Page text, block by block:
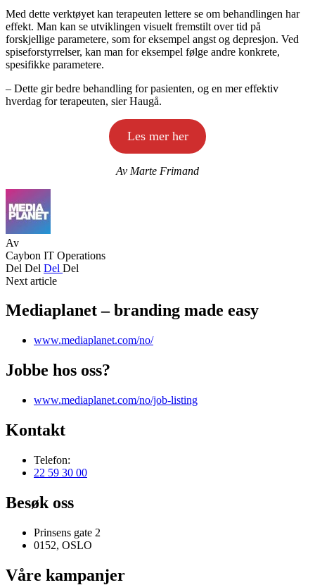
Med dette verktøyet kan terapeuten lettere se om behandlingen har
effekt. Man kan se utviklingen visuelt fremstilt over tid på
forskjellige parametere, som for eksempel angst og depresjon. Ved
spiseforstyrrelser, kan man for eksempel følge andre konkrete,
spesifikke parametere.
– Dette gir bedre behandling for pasienten, og en mer effektiv
hverdag for terapeuten, sier Haugå.
Les mer her
Av Marte Frimand
Av
Caybon IT Operations
Del Del Del Del
Next article
Mediaplanet – branding made easy
www.mediaplanet.com/no/
Jobbe hos oss?
www.mediaplanet.com/no/job-listing
Kontakt
Telefon:
22 59 30 00
Besøk oss
Prinsens gate 2
0152, OSLO
Våre kampanjer